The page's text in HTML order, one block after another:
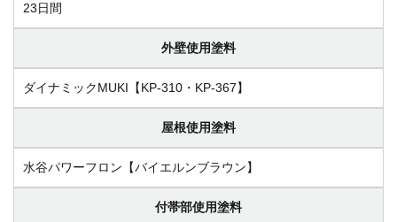
23日間
外壁使用塗料
ダイナミックMUKI【KP-310・KP-367】
屋根使用塗料
水谷パワーフロン【バイエルンブラウン】
付帯部使用塗料